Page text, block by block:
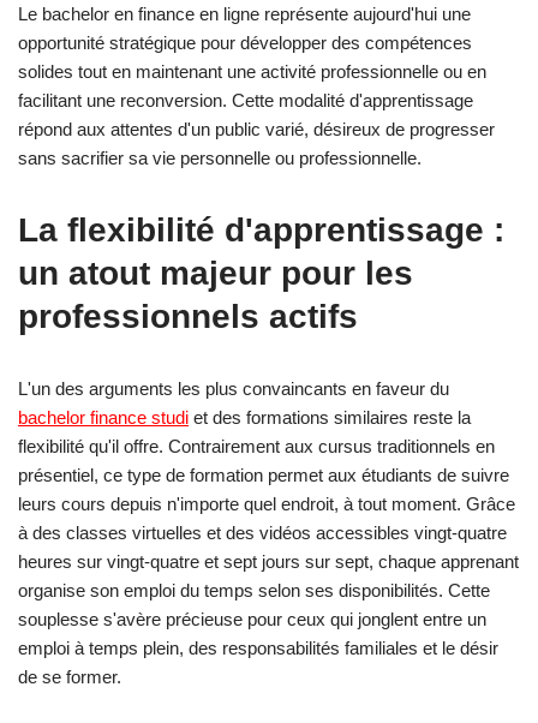
Le bachelor en finance en ligne représente aujourd'hui une
opportunité stratégique pour développer des compétences
solides tout en maintenant une activité professionnelle ou en
facilitant une reconversion. Cette modalité d'apprentissage
répond aux attentes d'un public varié, désireux de progresser
sans sacrifier sa vie personnelle ou professionnelle.
La flexibilité d'apprentissage :
un atout majeur pour les
professionnels actifs
L'un des arguments les plus convaincants en faveur du
bachelor finance studi et des formations similaires reste la
flexibilité qu'il offre. Contrairement aux cursus traditionnels en
présentiel, ce type de formation permet aux étudiants de suivre
leurs cours depuis n'importe quel endroit, à tout moment. Grâce
à des classes virtuelles et des vidéos accessibles vingt-quatre
heures sur vingt-quatre et sept jours sur sept, chaque apprenant
organise son emploi du temps selon ses disponibilités. Cette
souplesse s'avère précieuse pour ceux qui jonglent entre un
emploi à temps plein, des responsabilités familiales et le désir
de se former.